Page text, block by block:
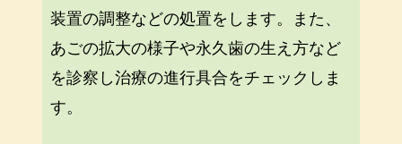
装置の調整などの処置をします。また、
あごの拡大の様子や永久歯の生え方など
を診察し治療の進行具合をチェックしま
す。